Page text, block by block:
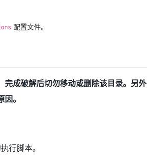
配置文件。
成破解后切勿移动或删除该目录。另
。
行脚本。